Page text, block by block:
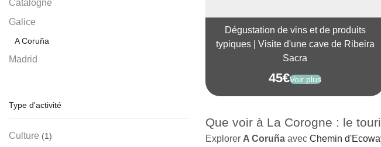
Dégustation de vins et de produits
typiques | Visite d'une cave de Ribeira
Sacra
45€Voir plus
Que voir à La Corogne : le
Explorer A Coruña avec Chemin
Catalogne
Galice
A Coruña
Madrid
Type d'activité
Culture (1)